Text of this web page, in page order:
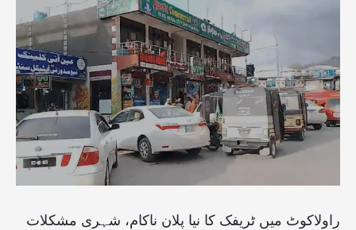
راولاکوٹ میں ٹریفک کا نیا پلان ناکام، شہری مشکلات
کا
نیا
پلان
شہری
مشکلات